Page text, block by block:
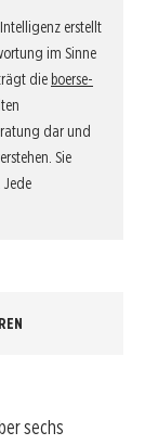
erstellt
im Sinne
die boerse-
dar und
Sie
sechs